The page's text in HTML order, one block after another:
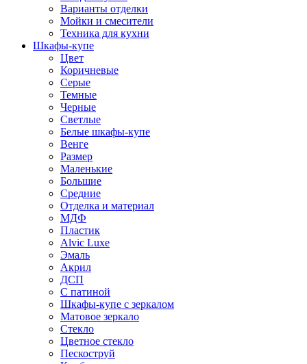
Варианты отделки
Мойки и смесители
Техника для кухни
Шкафы-купе
Цвет
Коричневые
Серые
Темные
Черные
Светлые
Белые шкафы-купе
Венге
Размер
Маленькие
Большие
Средние
Отделка и материал
МДФ
Пластик
Alvic Luxe
Эмаль
Акрил
ДСП
С патиной
Шкафы-купе с зеркалом
Матовое зеркало
Стекло
Цветное стекло
Пескоструй